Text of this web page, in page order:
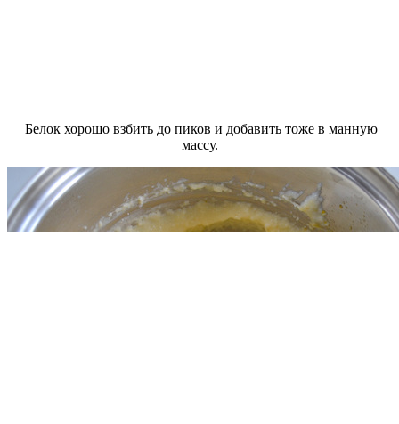
Белок хорошо взбить до пиков и добавить тоже в манную
массу.